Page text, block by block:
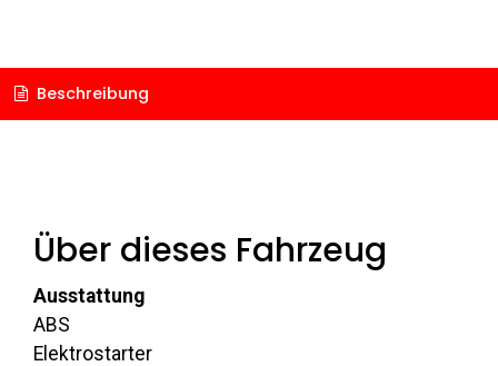
Beschreibung
Über dieses Fahrzeug
Ausstattung
ABS
Elektrostarter